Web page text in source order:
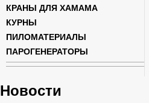
КРАНЫ ДЛЯ ХАМАМА
КУРНЫ
ПИЛОМАТЕРИАЛЫ
ПАРОГЕНЕРАТОРЫ
Новости